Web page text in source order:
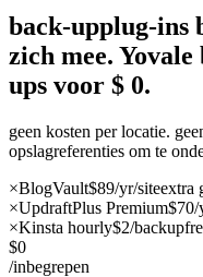
back-upplug-ins
zich mee.
ups voor $ 0.
geen kosten per locatie.
opslagreferenties om te
×BlogVault$89/yr/siteextra
×UpdraftPlus Premium$70/
×Kinsta hourly$2/backup
$0
/inbegrepen